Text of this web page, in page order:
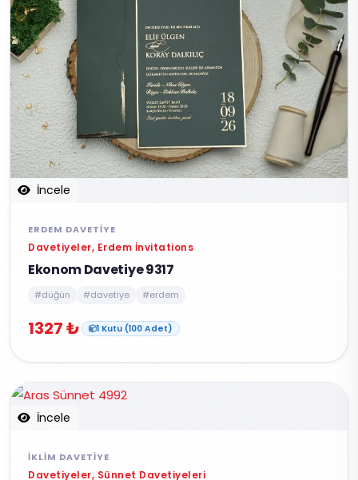
İncele
ERDEM DAVETIYE
Davetiyeler, Erdem İnvitations
Ekonom Davetiye 9317
#düğün #davetiye #erdem
1327 ₺ 1 Kutu (100 Adet)
İncele
İKLIM DAVETIYE
Davetiyeler, Sünnet Davetiyeleri